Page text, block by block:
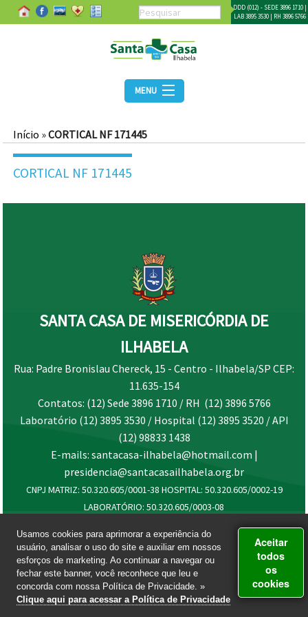
DDD (012) - SEDE 3896 1710 |
LAB 3895 3530 | RH 3896 5766
MENU
Início »CORTICAL NF 171445
CORTICAL NF 171445
SANTA CASA DE MISERICÓRDIA DE
ILHABELA
Rua: Padre Bronislau Chereck, 15 - Centro - Ilhabela/SP CEP:
11.635-154
Contatos: (12) Sede 3896 1710 / RH (12) 3896 5766
Laboratório (12) 3895 3530 / Hospital (12) 3895 3520 / API
(12) 98833 1438
E-mails: santacasa-ilhabela@hotmail.com |
presidencia@santacasailhabela.org.br
CNPJ MATRIZ: 50.320.605/0001-38 HOSPITAL: 50.320.605/0002-19
LABORATÓRIO: 50.320.605/0003-08
Usamos cookies para aprimorar a experiência do
usuário, analisar o uso do site e auxiliar em nossos
esforços de marketing. Ao continuar a navegar ou
fechar este banner, você reconhece que leu e
concorda com nossa Política de Privacidade. »
Clique aqui para acessar a Política de Privacidade
Aceitar
todos
os
cookies